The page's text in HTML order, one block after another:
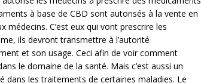
à base de CBD sont autorisés à la vente en
C’est eux qui vont prescrire les
ils devront transmettre à l’autorité
et son usage. Ceci afin de voir comment
le domaine de la santé. Mais c’est aussi un
les traitements de certaines maladies. Le